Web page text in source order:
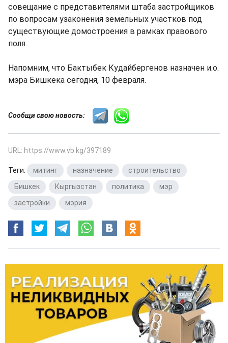
совещание с представителями штаба застройщиков
по вопросам узаконения земельных участков под
существующие домостроения в рамках правового
поля.
Напомним, что Бактыбек Кудайбергенов назначен и.о.
мэра Бишкека сегодня, 10 февраля.
Сообщи свою новость:
URL: https://www.vb.kg/397189
Теги: митинг назначение строительство
Бишкек
Кыргызстан политика мэр
застройки
мэрия